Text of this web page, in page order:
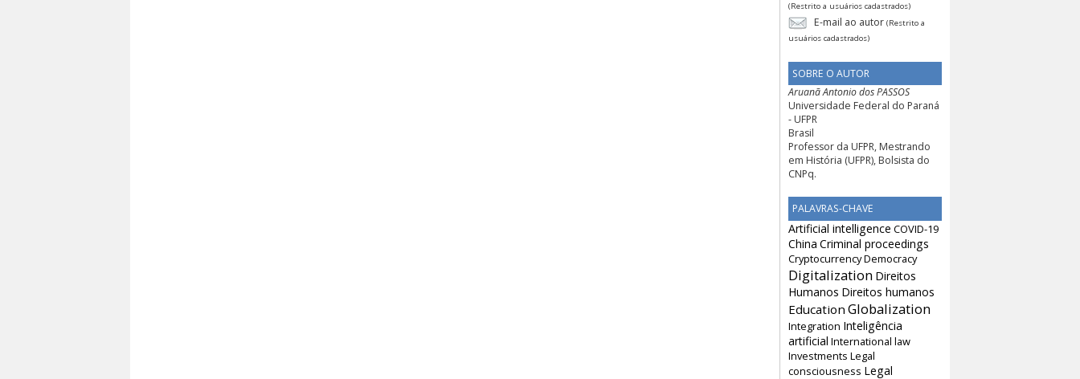
(Restrito a usuários cadastrados)
E-mail ao autor (Restrito a
usuários cadastrados)
SOBRE O AUTOR
Aruanã Antonio dos PASSOS
Universidade Federal do Paraná
- UFPR
Brasil
Professor da UFPR, Mestrando
em História (UFPR), Bolsista do
CNPq.
PALAVRAS-CHAVE
Artificial intelligence COVID-19
China Criminal proceedings
CryptocurrencyDemocracy
Digitalization Direitos
Humanos Direitos humanos
Education Globalization
Integration Inteligência
artificial International law
Investments Legal
consciousness Legal